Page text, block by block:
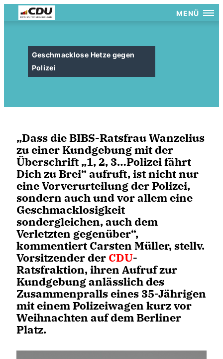
MENÜ
Geschmacklose Hetze gegen
Polizei
Dass die BIBS-Ratsfrau Wanzelius
zu einer Kundgebung mit der
Überschrift „1, 2, 3…Polizei fährt
Dich zu Brei“ aufruft, ist nicht nur
eine Vorverurteilung der Polizei,
sondern auch und vor allem eine
Geschmacklosigkeit
sondergleichen, auch dem
Verletzten gegenüber“,
kommentiert Carsten Müller, stellv.
Vorsitzender der CDU-
Ratsfraktion, ihren Aufruf zur
Kundgebung anlässlich des
Zusammenpralls eines 35-Jährigen
mit einem Polizeiwagen kurz vor
Weihnachten auf dem Berliner
Platz.